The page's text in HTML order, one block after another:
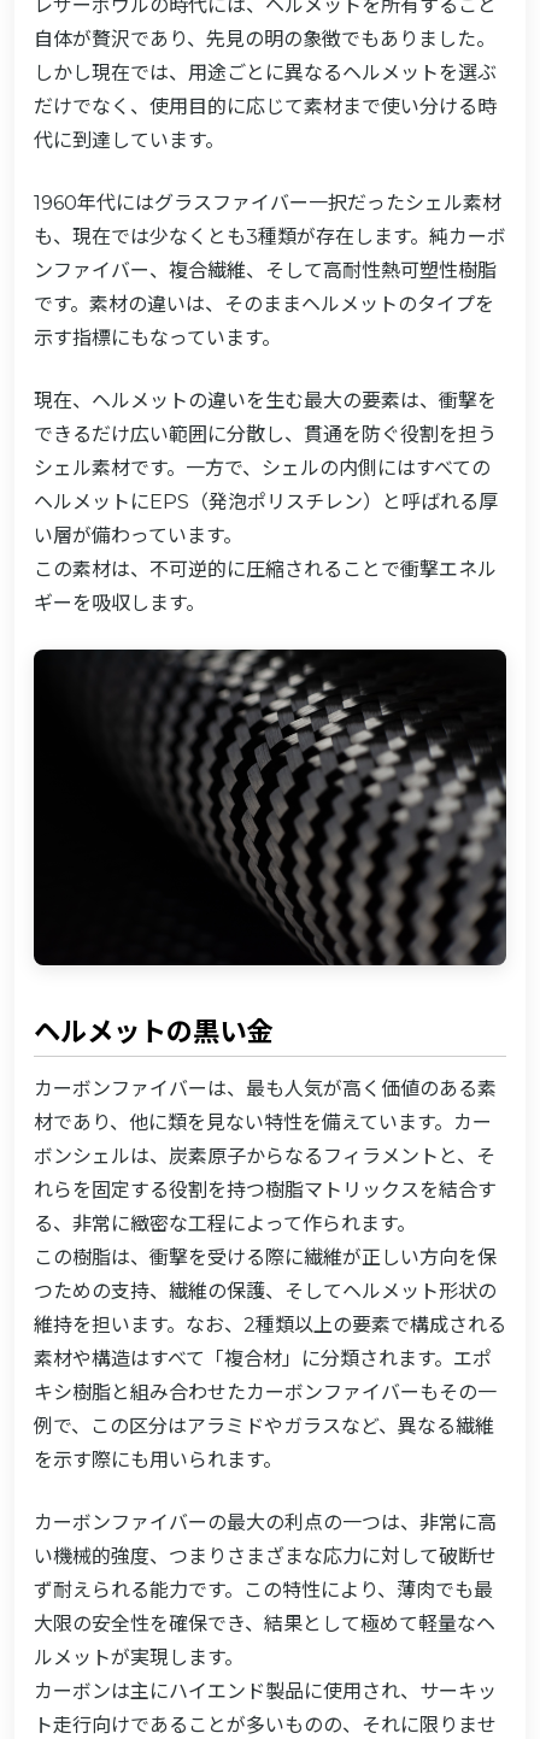
レザーボウルの時代には、ヘルメットを所有すること
自体が贅沢であり、先見の明の象徴でもありました。
しかし現在では、用途ごとに異なるヘルメットを選ぶ
だけでなく、使用目的に応じて素材まで使い分ける時
代に到達しています。
1960年代にはグラスファイバー一択だったシェル素材
も、現在では少なくとも3種類が存在します。純カーボ
ンファイバー、複合繊維、そして高耐性熱可塑性樹脂
です。素材の違いは、そのままヘルメットのタイプを
示す指標にもなっています。
現在、ヘルメットの違いを生む最大の要素は、衝撃を
できるだけ広い範囲に分散し、貫通を防ぐ役割を担う
シェル素材です。一方で、シェルの内側にはすべての
ヘルメットにEPS（発泡ポリスチレン）と呼ばれる厚
い層が備わっています。
この素材は、不可逆的に圧縮されることで衝撃エネル
ギーを吸収します。
ヘルメットの黒い金
カーボンファイバーは、最も人気が高く価値のある素
材であり、他に類を見ない特性を備えています。カー
ボンシェルは、炭素原子からなるフィラメントと、そ
れらを固定する役割を持つ樹脂マトリックスを結合す
る、非常に緻密な工程によって作られます。
この樹脂は、衝撃を受ける際に繊維が正しい方向を保
つための支持、繊維の保護、そしてヘルメット形状の
維持を担います。なお、2種類以上の要素で構成される
素材や構造はすべて「複合材」に分類されます。エポ
キシ樹脂と組み合わせたカーボンファイバーもその一
例で、この区分はアラミドやガラスなど、異なる繊維
を示す際にも用いられます。
カーボンファイバーの最大の利点の一つは、非常に高
い機械的強度、つまりさまざまな応力に対して破断せ
ず耐えられる能力です。この特性により、薄肉でも最
大限の安全性を確保でき、結果として極めて軽量なヘ
ルメットが実現します。
カーボンは主にハイエンド製品に使用され、サーキッ
ト走行向けであることが多いものの、それに限りませ